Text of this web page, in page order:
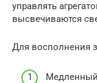
управлять
высвечиваются
Для восполнения